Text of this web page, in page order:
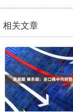
相关文章